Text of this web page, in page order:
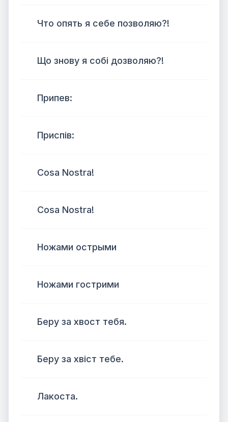
Что опять я себе позволяю?!
Що знову я собі дозволяю?!
Припев:
Приспів:
Cosa Nostra!
Cosa Nostra!
Ножами острыми
Ножами гострими
Беру за хвост тебя.
Беру за хвіст тебе.
Лакоста.